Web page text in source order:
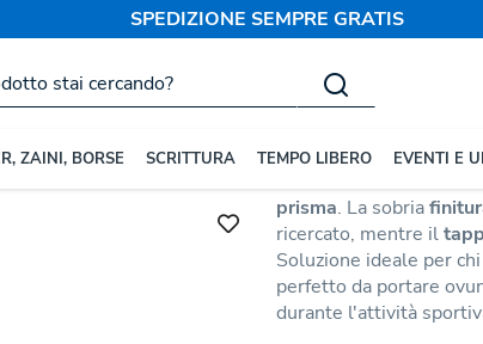
SPEDIZIONE SEMPRE GRATIS
ZAINI, BORSE SCRITTURA TEMPO LIBERO EVENTI E
Borracce in Acciaio
Borraccia
acciaio
prisma. La sobria
ricercato, mentre il
Soluzione ideale per
perfetto da portare
durante l'attività